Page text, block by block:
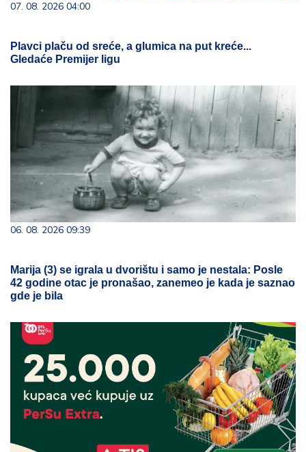
07. 08. 2026 04:00
Plavci plaču od sreće, a glumica na put kreće...
Gledaće Premijer ligu
06. 08. 2026 09:39
Marija (3) se igrala u dvorištu i samo je nestala: Posle
42 godine otac je pronašao, zanemeo je kada je saznao
gde je bila